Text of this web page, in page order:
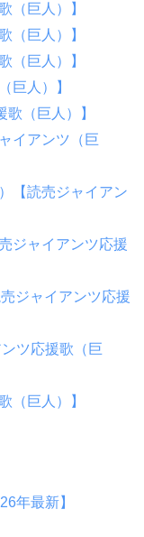
（巨人）】
（巨人）】
（巨人）】
巨人）】
（巨人）】
イアンツ（巨
【読売ジャイアン
ジャイアンツ応援
ジャイアンツ応援
ツ応援歌（巨
（巨人）】
年最新】